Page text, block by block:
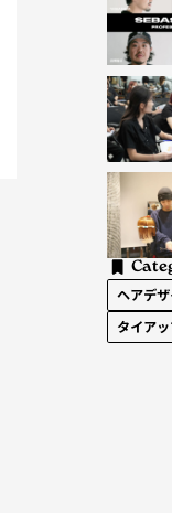
ヘアデ
タイア